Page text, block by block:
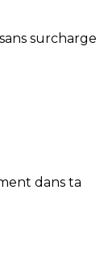
surcharge
dans ta